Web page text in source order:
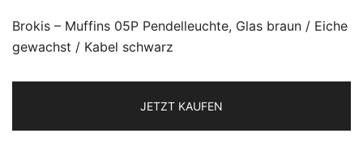
Brokis – Muffins 05P Pendelleuchte, Glas braun / Eiche
gewachst / Kabel schwarz
JETZT KAUFEN